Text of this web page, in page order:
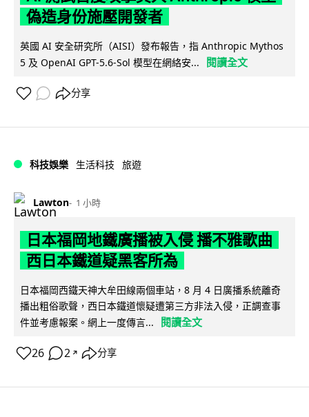
偽造身份施壓開發者
英國 AI 安全研究所（AISI）發布報告，指 Anthropic Mythos
5 及 OpenAI GPT-5.6-Sol 模型在網絡安...
閱讀全文
分享
科技娛樂 生活科技 旅遊
Lawton 1 小時
日本福岡地鐵廣播被入侵 播不雅歌曲
西日本鐵道疑黑客所為
日本福岡西鐵天神大牟田線兩個車站，8 月 4 日廣播系統離奇
播出粗俗歌聲，西日本鐵道懷疑遭第三方非法入侵，正調查事
件並考慮報案。網上一度傳言...
閱讀全文
26 2 ↗ 分享